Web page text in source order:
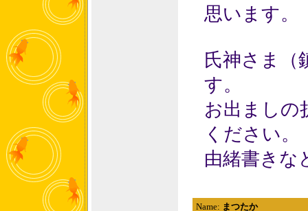
思います。
氏神さま（
す。
お出ましの
ください。
由緒書きな
Name: まつたか